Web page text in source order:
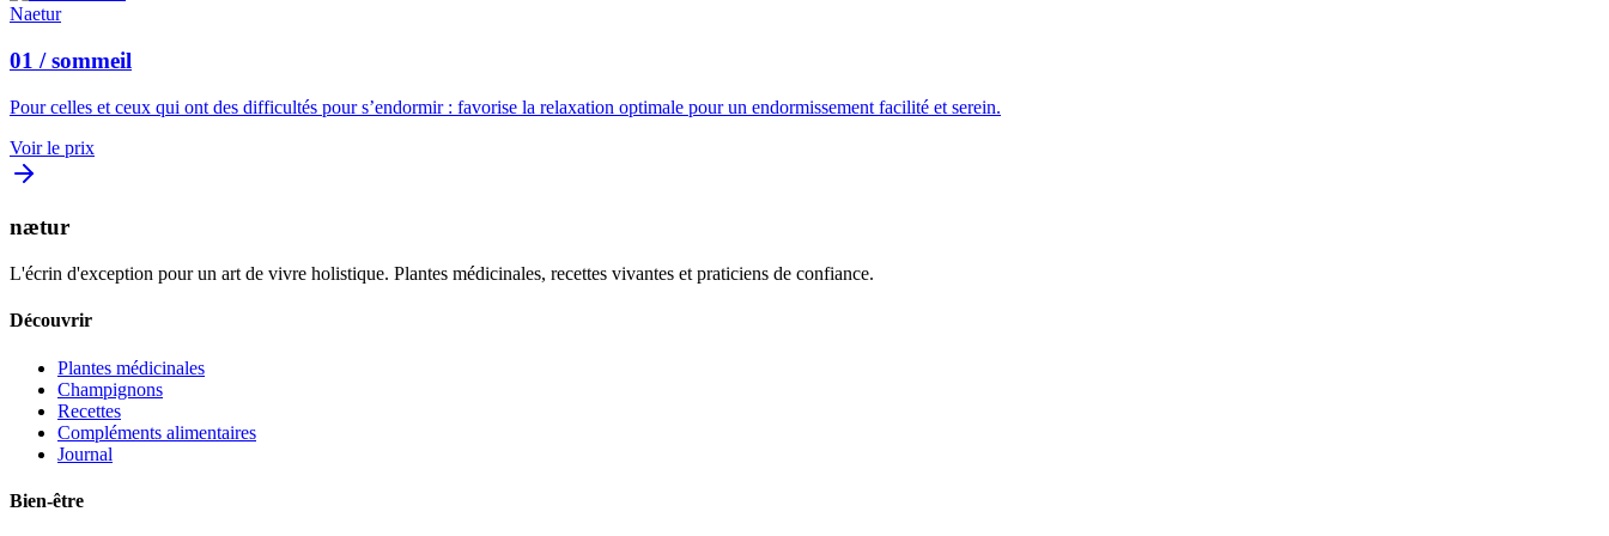
Naetur
01 / sommeil
Pour celles et ceux qui ont des difficultés pour s’endormir : favorise la relaxation optimale pour un endormissement facilité et serein.
Voir le prix
nætur
L'écrin d'exception pour un art de vivre holistique. Plantes médicinales, recettes vivantes et praticiens de confiance.
Découvrir
Plantes médicinales
Champignons
Recettes
Compléments alimentaires
Journal
Bien-être